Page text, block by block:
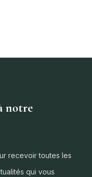
notre
recevoir toutes les
qui vous